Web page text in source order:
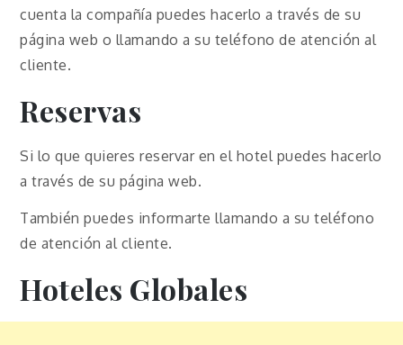
cuenta la compañía puedes hacerlo a través de su
página web o llamando a su teléfono de atención al
cliente.
Reservas
Si lo que quieres reservar en el hotel puedes hacerlo
a través de su página web.
También puedes informarte llamando a su teléfono
de atención al cliente.
Hoteles Globales